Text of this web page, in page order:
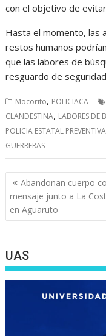
con el objetivo de
Hasta el momento, las
restos humanos
que las labores de
resguardo de
Mocorito, POLICIACA
CLANDESTINA, LABORES DE
POLICIA ESTATAL PREVENTIVA
GUERRERAS
Navegación
de
entradas
Abandonan cuerpo
mensaje junto a La
en Aguaruto
UAS